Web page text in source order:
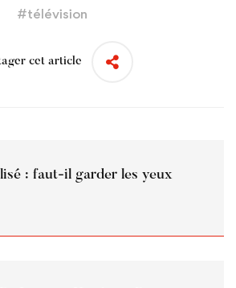
#télévision
cet article
: faut-il garder les yeux